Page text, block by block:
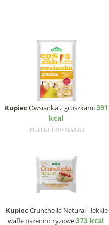
Kupiec Owsianka z gruszkami391
kcal
PŁATKI I OWSIANKI
Kupiec Crunchella Natural - lekkie
wafle pszenno ryżowe373 kcal